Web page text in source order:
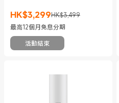
HK$3,299
現價 HK$3299HK$3,499
市場價格 HK$3,499
最高12個月免息分期
活動結束